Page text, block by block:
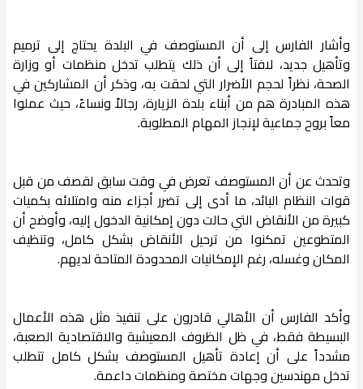
وأشار الفارس إلى أن المستوصف في البلدة يحتاج إلى ترميم
وتأهيل جديد، لافتاً إلى أن ذلك يتطلب تدخل منظمات أو وزارة
الصحة، نظراً لحجم الأضرار التي لحقت به، وذكر أن المشاركين في
هذه المبادرة هم من أبناء بلدة الزيارة، رجالاً ونساءً، حيث عملوا
معاً بروح جماعية لإنجاز المهام المطلوبة.
وتحدث عن أن المستوصف تعرض في وقت سابق لقصف من قبل
قوات النظام البائد، ما أدى إلى تضرر أجزاء منه وامتلائه بكميات
كبيرة من الأنقاض التي حالت دون إمكانية الدخول إليه، وأوضح أن
المتطوعين تمكنوا من ترحيل الأنقاض بشكل كامل، وتنظيف
المكان وغسله، رغم الإمكانيات المحدودة المتاحة لديهم.
وأكد الفارس أن الأهالي قادرون على تنفيذ مثل هذه الأعمال
البسيطة فقط، في ظل الظروف المعيشية والاقتصادية الصعبة،
مشدداً على أن إعادة تأهيل المستوصف بشكل كامل تتطلب
تدخل مهندسين وجهات مختصة ومنظمات داعمة.